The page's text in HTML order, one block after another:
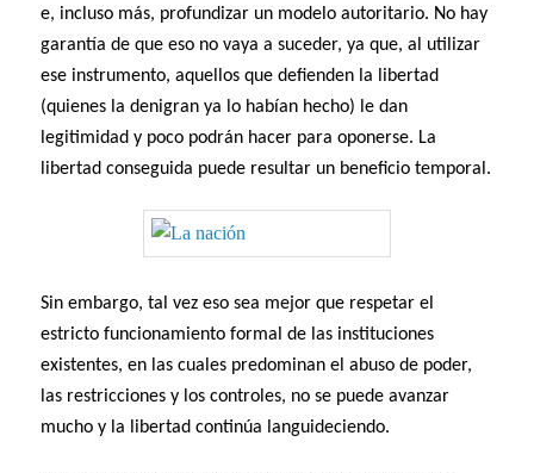
e, incluso más, profundizar un modelo autoritario. No hay
garantía de que eso no vaya a suceder, ya que, al utilizar
ese instrumento, aquellos que defienden la libertad
(quienes la denigran ya lo habían hecho) le dan
legitimidad y poco podrán hacer para oponerse. La
libertad conseguida puede resultar un beneficio temporal.
Sin embargo, tal vez eso sea mejor que respetar el
estricto funcionamiento formal de las instituciones
existentes, en las cuales predominan el abuso de poder,
las restricciones y los controles, no se puede avanzar
mucho y la libertad continúa languideciendo.